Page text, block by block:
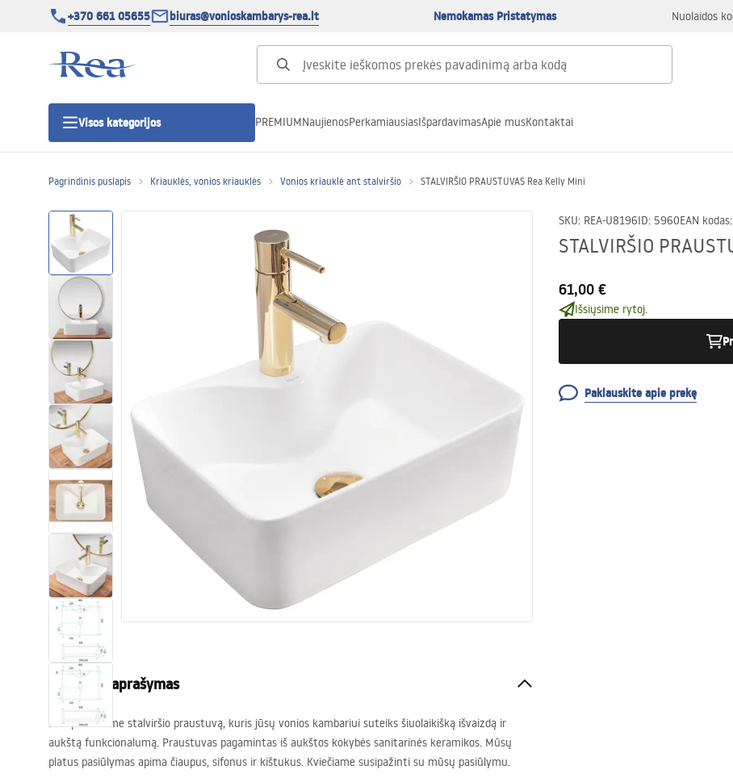
+370 661 05655 biuras@vonioskambarys-rea.lt Nemokamas Pristatymas Nuolaidos
Visos kategorijos
Dušo durys
Vonios dušo padėklai
Linijiniai dušo kanalai
Tualetai
Praustuvas
Vonios ir ekranai
Vonios maišytuvai
Vonios dušai
Virtuvė
Vonios aksesuarai ir baldai
PREMIUMNaujienosPerkamiausiasIšpardavimasApie musKontaktai
Pagrindinis puslapis Kriauklės, vonios kriauklės Vonios kriauklė ant stalviršio STALVIRŠIO PRAUSTUVAS Rea Kelly Mini
SKU: REA-U8196ID: 5960EAN kodas:
STALVIRŠIO
61,00 €
Išsiųsime rytoj.
Paklauskite apie prekę
Produkto aprašymas
Mes pristatome stalviršio praustuvą, kuris jūsų vonios kambariui suteiks šiuolaikišką išvaizdą ir
aukštą funkcionalumą. Praustuvas pagamintas iš aukštos kokybės sanitarinės keramikos. Mūsų
platus pasiūlymas apima čiaupus, sifonus ir kištukus. Kviečiame susipažinti su mūsų pasiūlymu.